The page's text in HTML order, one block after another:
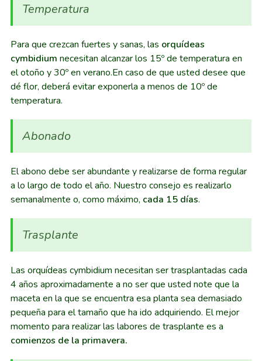
Temperatura
Para que crezcan fuertes y sanas, las orquídeas
cymbidium necesitan alcanzar los 15º de temperatura en
el otoño y 30º en verano.En caso de que usted desee que
dé flor, deberá evitar exponerla a menos de 10º de
temperatura.
Abonado
El abono debe ser abundante y realizarse de forma regular
a lo largo de todo el año. Nuestro consejo es realizarlo
semanalmente o, como máximo, cada 15 días.
Trasplante
Las orquídeas cymbidium necesitan ser trasplantadas cada
4 años aproximadamente a no ser que usted note que la
maceta en la que se encuentra esa planta sea demasiado
pequeña para el tamaño que ha ido adquiriendo. El mejor
momento para realizar las labores de trasplante es a
comienzos de la primavera.